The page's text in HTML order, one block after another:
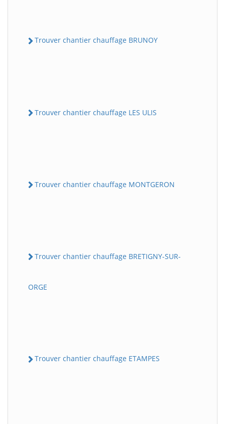
Trouver chantier chauffage BRUNOY
Trouver chantier chauffage LES ULIS
Trouver chantier chauffage MONTGERON
Trouver chantier chauffage BRETIGNY-SUR-
ORGE
Trouver chantier chauffage ETAMPES